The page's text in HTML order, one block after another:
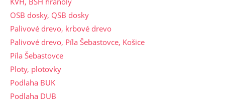
OSB dosky, QSB dosky
Palivové drevo, krbové drevo
Palivové drevo, Píla Šebastovce, Košice
Píla Šebastovce
Ploty, plotovky
Podlaha BUK
Podlaha DUB